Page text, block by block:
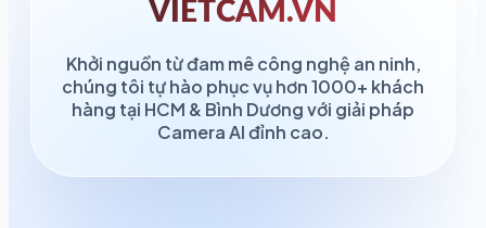
VIETCAM.VN
Khởi nguồn từ đam mê công nghệ an ninh,
chúng tôi tự hào phục vụ hơn 1000+ khách
hàng tại HCM & Bình Dương với giải pháp
Camera AI đỉnh cao.